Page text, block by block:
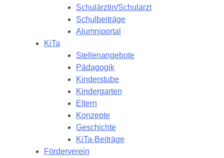
Schulärztin/Schularzt
Schulbeiträge
Alumniportal
KiTa
Stellenangebote
Pädagogik
Kinderstube
Kindergarten
Eltern
Konzepte
Geschichte
KiTa-Beiträge
Förderverein